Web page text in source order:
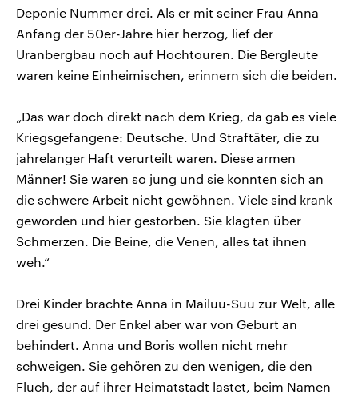
Deponie Nummer drei. Als er mit seiner Frau Anna
Anfang der 50er-Jahre hier herzog, lief der
Uranbergbau noch auf Hochtouren. Die Bergleute
waren keine Einheimischen, erinnern sich die beiden.
„Das war doch direkt nach dem Krieg, da gab es viele
Kriegsgefangene: Deutsche. Und Straftäter, die zu
jahrelanger Haft verurteilt waren. Diese armen
Männer! Sie waren so jung und sie konnten sich an
die schwere Arbeit nicht gewöhnen. Viele sind krank
geworden und hier gestorben. Sie klagten über
Schmerzen. Die Beine, die Venen, alles tat ihnen
weh.“
Drei Kinder brachte Anna in Mailuu-Suu zur Welt, alle
drei gesund. Der Enkel aber war von Geburt an
behindert. Anna und Boris wollen nicht mehr
schweigen. Sie gehören zu den wenigen, die den
Fluch, der auf ihrer Heimatstadt lastet, beim Namen